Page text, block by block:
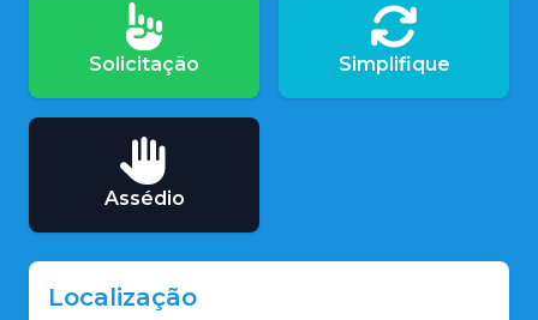
Solicitação Simplifique
Assédio
Localização